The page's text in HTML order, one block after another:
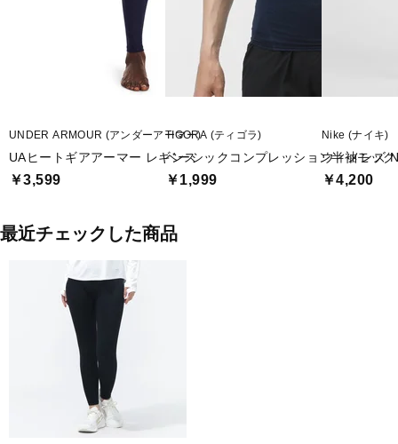
UNDER ARMOUR (アンダーアーマー)
UAヒートギアアーマー レギンス
￥3,599
TIGORA (ティゴラ)
ベーシックコンプレッション半袖モッ
￥1,999
Nike (ナイキ)
ウィメンズ
￥4,200
最近チェックした商品